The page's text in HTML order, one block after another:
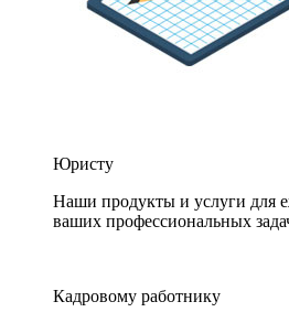
Юристу
Наши продукты и услуги для
ваших профессиональных
Кадровому работнику